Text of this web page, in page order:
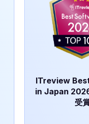
ITreview
in Japan
受